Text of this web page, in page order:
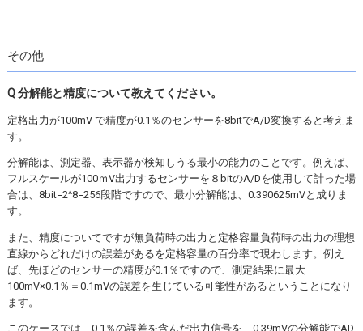
その他
Q 分解能と精度について教えてください。
定格出力が100mV で精度が0.1％のセンサーを8bitでA/D変換すると考えま
す。
分解能は、測定器、表示器が検知しうる最小の能力のことです。例えば、
フルスケールが100ｍV出力するセンサーを８bitのA/Dを使用して計った場
合は、8bit=2^8=256段階ですので、最小分解能は、0.390625mVと成りま
す。
また、精度についてですが無負荷時の出力と定格容量負荷時の出力の理想
直線からどれだけの誤差があるを定格容量の百分率で現わします。例え
ば、先ほどのセンサーの精度が0.1％ですので、測定結果に最大
100mV×0.1％＝0.1mVの誤差を生じている可能性があるということになり
ます。
このケースでは、0.1％の誤差を含んだ出力信号を、0.39mVの分解能でAD